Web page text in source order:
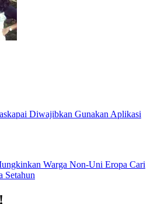
Diwajibkan Gunakan Aplikasi
Warga Non-Uni Eropa Cari
Setahun